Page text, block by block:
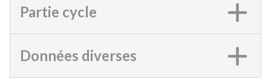
Partie cycle
Données diverses